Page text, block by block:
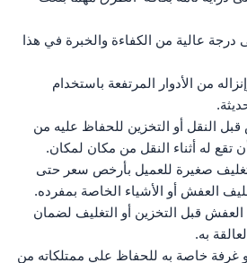
درجة عالية من الكفاءة والخبرة في هذا
من الأدوار المرتفعة باستخدام
النقل أو التخزين للحفاظ عليه من
تقع له أثناء النقل من مكان لمكان.
تغليف صغيرة للعميل بأرخص سعر حتى
العفش أو الأشياء الخاصة بمفرده.
العفش قبل التخزين أو التغليف لضمان
به.
غرفة خاصة به للحفاظ علي ممتلكاته من